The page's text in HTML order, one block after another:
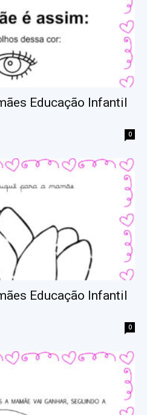
Educação Infantil
0
Educação Infantil
0